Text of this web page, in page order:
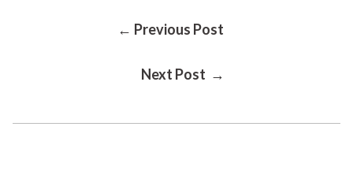
← Previous Post
Next Post →